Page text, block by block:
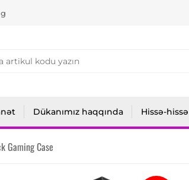
Dükanımız haqqında Hissə-
Gaming Case